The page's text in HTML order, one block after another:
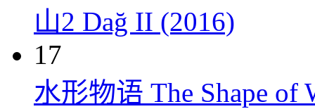
山2 Dağ II (2016)
17
水形物语 The Shape of